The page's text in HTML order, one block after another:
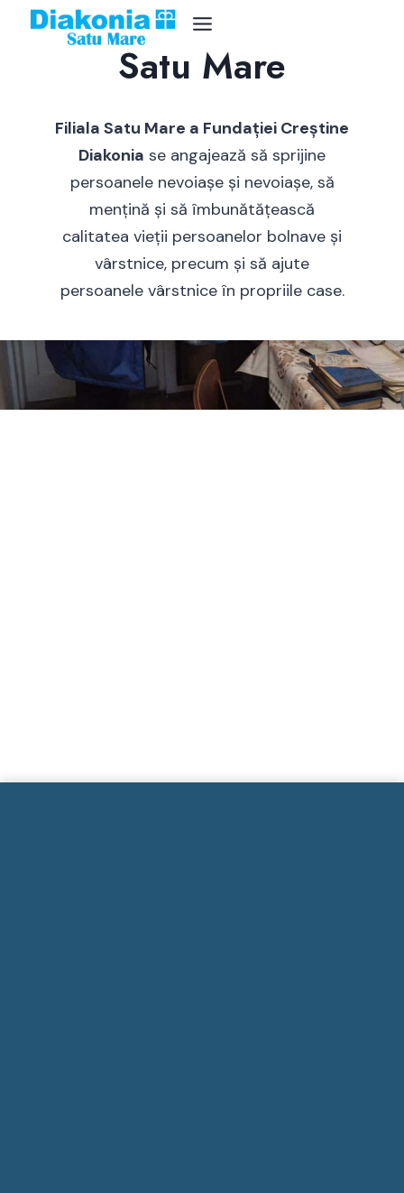
Diakonia – Filiala
Satu Mare
Filiala Satu Mare a Fundației Creștine
Diakonia se angajează să sprijine
persoanele nevoiașe și nevoiașe, să
mențină și să îmbunătățească
calitatea vieții persoanelor bolnave și
vârstnice, precum și să ajute
persoanele vârstnice în propriile case.